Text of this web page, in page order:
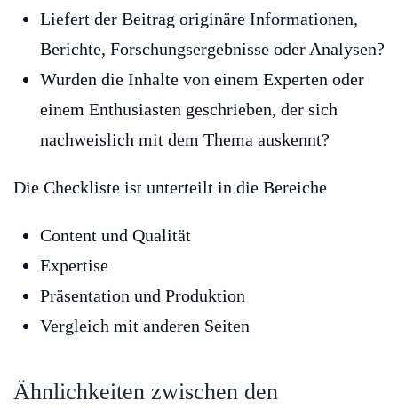
Liefert der Beitrag originäre Informationen,
Berichte, Forschungsergebnisse oder Analysen?
Wurden die Inhalte von einem Experten oder
einem Enthusiasten geschrieben, der sich
nachweislich mit dem Thema auskennt?
Die Checkliste ist unterteilt in die Bereiche
Content und Qualität
Expertise
Präsentation und Produktion
Vergleich mit anderen Seiten
Ähnlichkeiten zwischen den